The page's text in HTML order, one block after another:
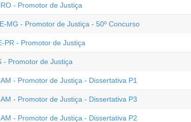
- Promotor de Justiça
MG - Promotor de Justiça - 50º Concurso
PR - Promotor de Justiça
- Promotor de Justiça
- Promotor de Justiça - Dissertativa P1
- Promotor de Justiça - Dissertativa P3
- Promotor de Justiça - Dissertativa P2